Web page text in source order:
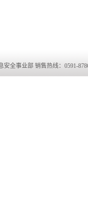
安全事业部 销售热线：0591-